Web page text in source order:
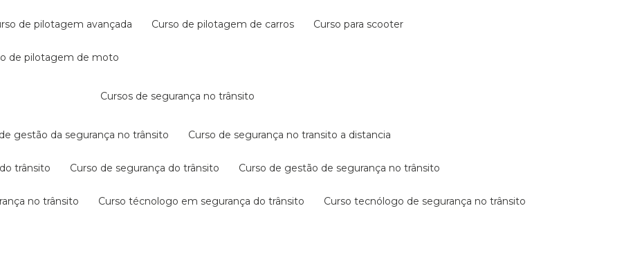
de pilotagem avançada curso de pilotagem de carros curso para scooter
de pilotagem de moto
cursos de segurança no trânsito
de gestão da segurança no trânsito curso de segurança no transito a distancia
trânsito curso de segurança do trânsito curso de gestão de segurança no trânsito
no trânsito curso técnologo em segurança do trânsito curso tecnólogo de segurança no trânsito